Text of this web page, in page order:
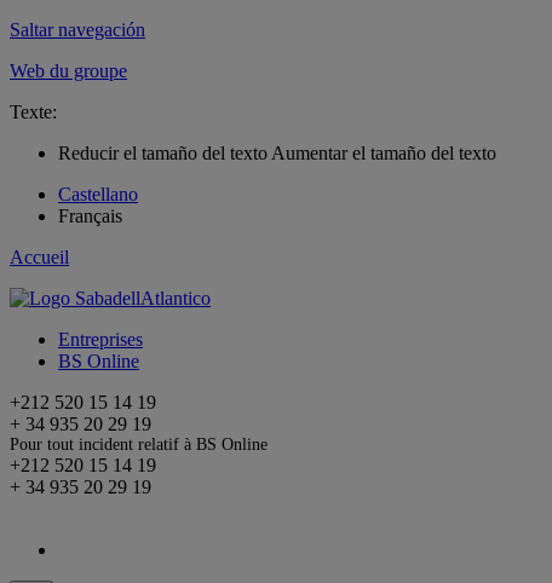
Saltar navegación
Web du groupe
Texte:
Reducir el tamaño del texto Aumentar el tamaño del texto
Castellano
Français
Accueil
Entreprises
BS Online
+212 520 15 14 19
+ 34 935 20 29 19
Pour tout incident relatif à BS Online
+212 520 15 14 19
+ 34 935 20 29 19